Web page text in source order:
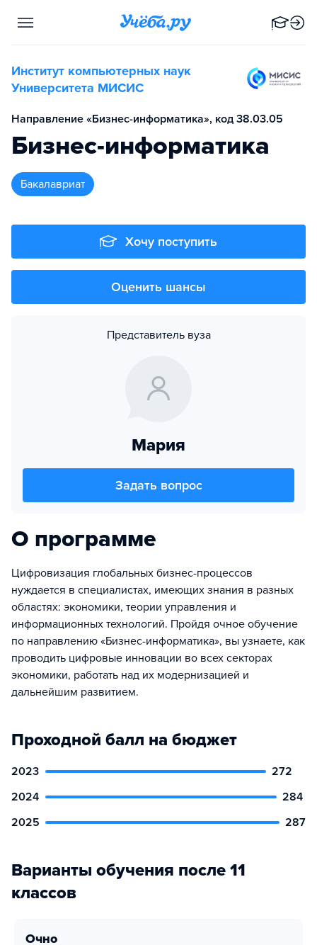
Институт компьютерных наук
Университета МИСИС
Направление «Бизнес-информатика», код 38.03.05
Бизнес-информатика
бакалавриат
Хочу поступить
Оценить шансы
Представитель вуза
Мария
Задать вопрос
О программе
Цифровизация глобальных бизнес-процессов
нуждается в специалистах, имеющих знания в разных
областях: экономики, теории управления и
информационных технологий. Пройдя очное обучение
по направлению «Бизнес-информатика», вы узнаете, как
проводить цифровые инновации во всех секторах
экономики, работать над их модернизацией и
дальнейшим развитием.
Проходной балл на бюджет
2023
272
2024
284
2025
287
Варианты обучения после 11
классов
очно